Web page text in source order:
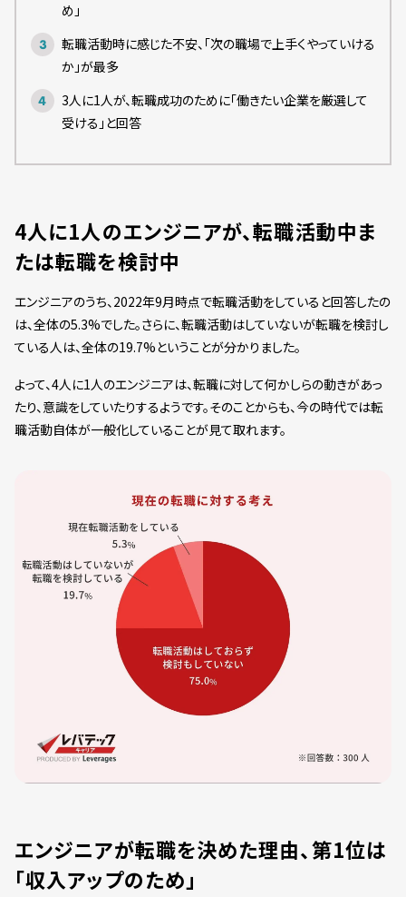
め」
転職活動時に感じた不安、「次の職場で上手くやっていける
か」が最多
3人に1人が、転職成功のために「働きたい企業を厳選して
受ける」と回答
4人に1人のエンジニアが、転職活動中ま
たは転職を検討中
エンジニアのうち、2022年9月時点で転職活動をしていると回答したの
は、全体の5.3%でした。さらに、転職活動はしていないが転職を検討し
ている人は、全体の19.7%ということが分かりました。
よって、4人に1人のエンジニアは、転職に対して何かしらの動きがあっ
たり、意識をしていたりするようです。そのことからも、今の時代では転
職活動自体が一般化していることが見て取れます。
エンジニアが転職を決めた理由、第1位は
「収入アップのため」